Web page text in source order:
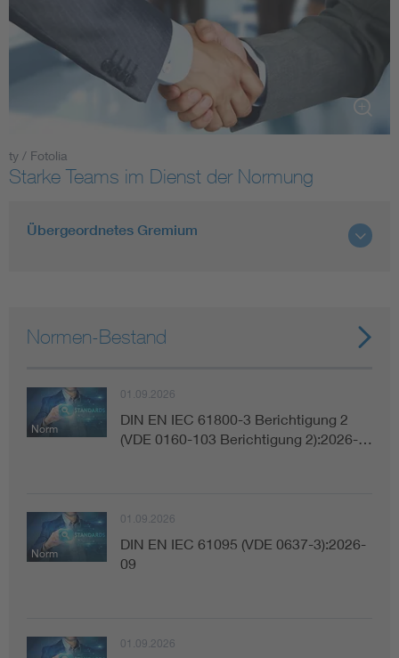
Living
Smart Cities
Cybersecurity in der Industrieautomatisierung
DIN VDE 0100 für sichere Elektroinstallationen
Elektrofachkraft (EFK)
ty / Fotolia
Starke Teams im Dienst der Normung
Übergeordnetes Gremium
Normen-Bestand
Norm
01.09.2026
DIN EN IEC 61800-3 Berichtigung 2
(VDE 0160-103 Berichtigung 2):2026-…
Norm
01.09.2026
DIN EN IEC 61095 (VDE 0637-3):2026-
09
01.09.2026